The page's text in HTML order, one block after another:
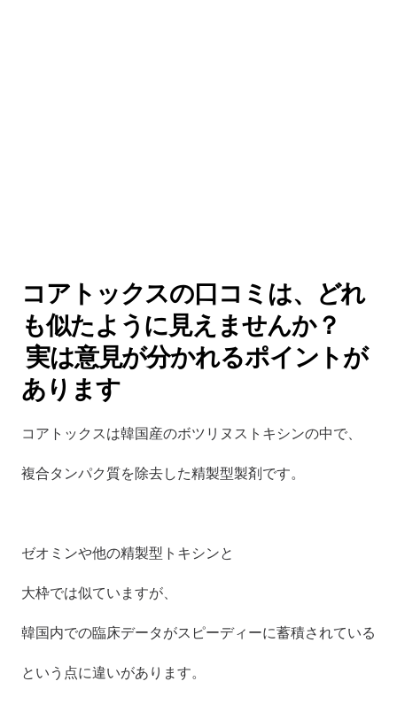
コアトックスの口コミは、どれ
も似たように見えませんか？
あります
コアトックスは韓国産のボツリヌストキシンの中で、
複合タンパク質を除去した精製型製剤です。
ゼオミンや他の精製型トキシンと
大枠では似ていますが、
韓国内での臨床データがスピーディーに蓄積されている
という点に違いがあります。